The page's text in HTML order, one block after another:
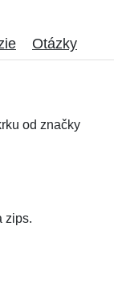
Otázky
od značky
zips.